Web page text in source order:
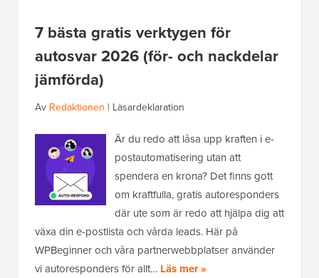
7 bästa gratis verktygen för
autosvar 2026 (för- och nackdelar
jämförda)
Av Redaktionen | Läsardeklaration
Är du redo att låsa upp kraften i e-
postautomatisering utan att
spendera en krona? Det finns gott
om kraftfulla, gratis autoresponders
där ute som är redo att hjälpa dig att
växa din e-postlista och vårda leads. Här på
WPBeginner och våra partnerwebbplatser använder
vi autoresponders för allt… Läs mer »